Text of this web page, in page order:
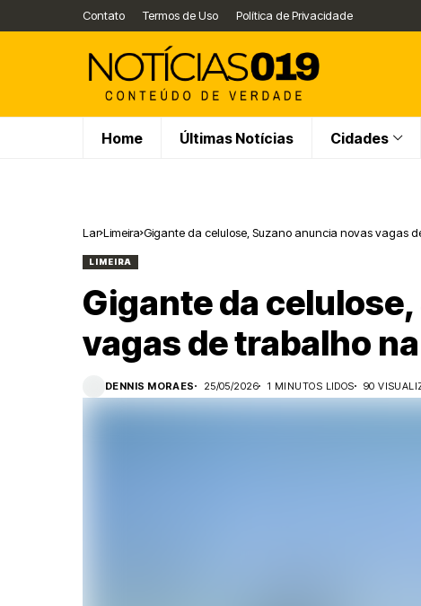
Contato Termos de Uso Política de Privacidade
Home Últimas Notícias Cidades
Lar Limeira Gigante da celulose, Suzano anuncia novas vagas
LIMEIRA
Gigante da
vagas de trabalho
DENNIS MORAES 25/05/2026 1 MINUTOS LIDOS 90